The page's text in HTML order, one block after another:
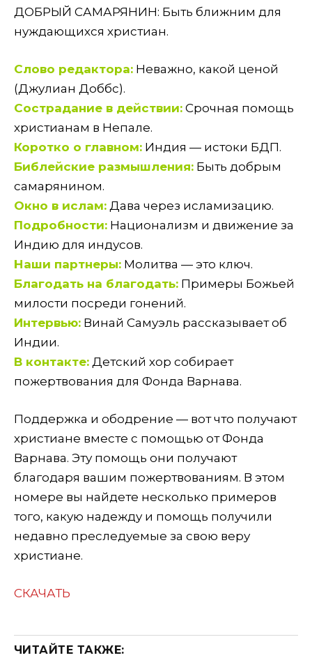
ДОБРЫЙ САМАРЯНИН: Быть ближним для
нуждающихся христиан.
Слово редактора: Неважно, какой ценой
(Джулиан Доббс).
Сострадание в действии: Срочная помощь
христианам в Непале.
Коротко о главном: Индия — истоки БДП.
Библейские размышления: Быть добрым
самарянином.
Окно в ислам: Дава через исламизацию.
Подробности: Национализм и движение за
Индию для индусов.
Наши партнеры: Молитва — это ключ.
Благодать на благодать: Примеры Божьей
милости посреди гонений.
Интервью: Винай Самуэль рассказывает об
Индии.
В контакте: Детский хор собирает
пожертвования для Фонда Варнава.
Поддержка и ободрение — вот что получают
христиане вместе с помощью от Фонда
Варнава. Эту помощь они получают
благодаря вашим пожертвованиям. В этом
номере вы найдете несколько примеров
того, какую надежду и помощь получили
недавно преследуемые за свою веру
христиане.
СКАЧАТЬ
ЧИТАЙТЕ ТАКЖЕ: